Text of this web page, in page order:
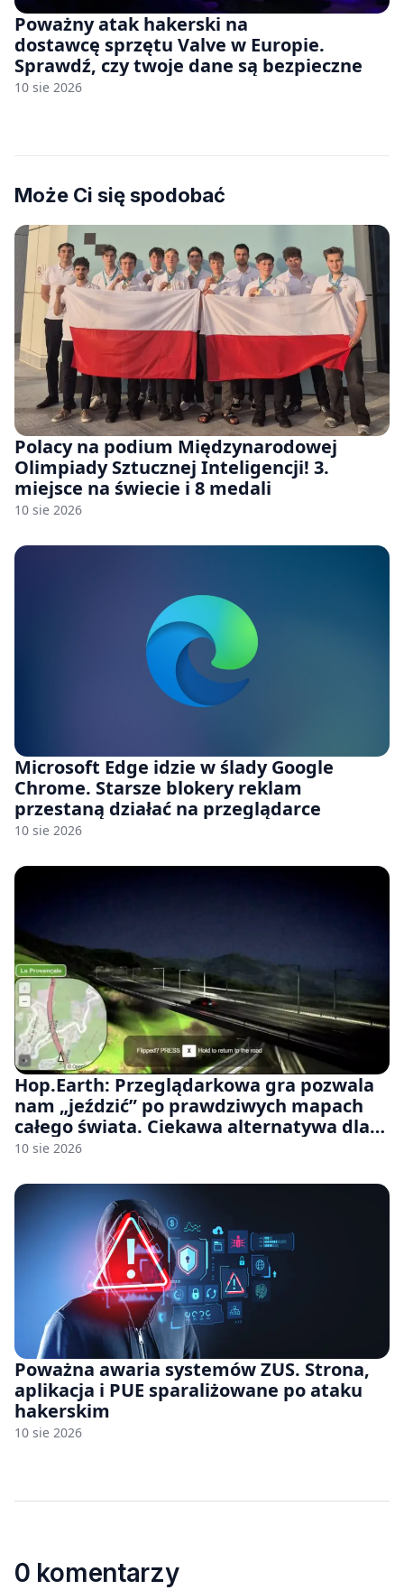
Poważny atak hakerski na
dostawcę sprzętu Valve w Europie.
Sprawdź, czy twoje dane są bezpieczne
10 sie 2026
Może Ci się spodobać
Polacy na podium Międzynarodowej
Olimpiady Sztucznej Inteligencji! 3.
miejsce na świecie i 8 medali
10 sie 2026
Microsoft Edge idzie w ślady Google
Chrome. Starsze blokery reklam
przestaną działać na przeglądarce
10 sie 2026
Hop.Earth: Przeglądarkowa gra pozwala
nam „jeździć” po prawdziwych mapach
całego świata. Ciekawa alternatywa dla
Google Street View
10 sie 2026
Poważna awaria systemów ZUS. Strona,
aplikacja i PUE sparaliżowane po ataku
hakerskim
10 sie 2026
0 komentarzy